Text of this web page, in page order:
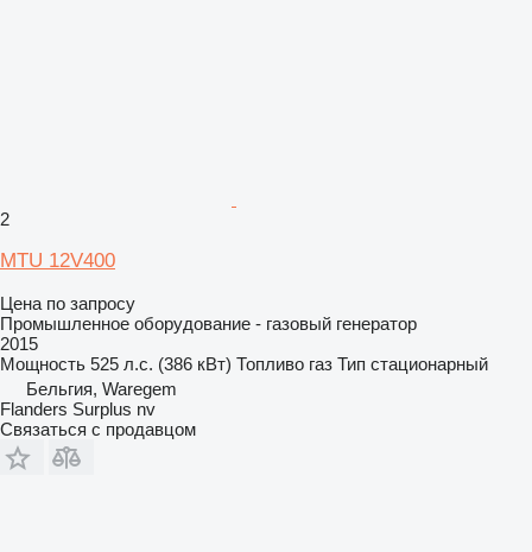
2
MTU 12V400
Цена по запросу
Промышленное оборудование - газовый генератор
2015
Мощность 525 л.с. (386 кВт) Топливо газ Тип стационарный
Бельгия, Waregem
Flanders Surplus nv
Связаться с продавцом